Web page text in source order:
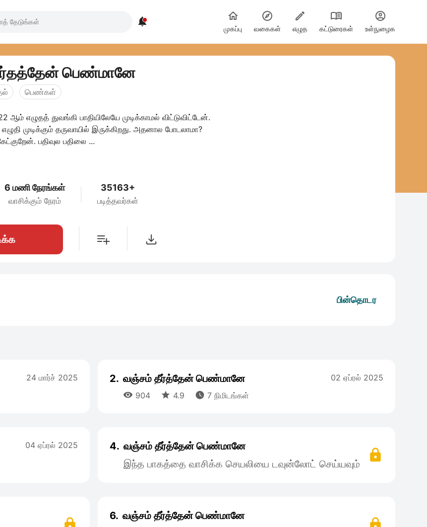

முகப்பு வகைகள் எழுத கட்டுரைகள் உள்நுழைக
பெண்மானே
பெண்கள்
எழுதத் துவங்கி பாதியிலேயே முடிக்காமல் விட்டுவிட்டேன்.
முடிக்கும் தருவாயில் இருக்கிறது. அதனால போடலாமா?
பதிவுல பதிலை ...
6 மணி நேரங்கள்
வாசிக்கும் நேரம்
35163+
படித்தவர்கள்
பின்தொடர
24 மார்ச் 2025 2. வஞ்சம் தீர்த்தேன் பெண்மானே
 904  4.9  7 நிமிடங்கள்
02 ஏப்ரல் 2025
04 ஏப்ரல் 2025 4. வஞ்சம் தீர்த்தேன் பெண்மானே
இந்த பாகத்தை வாசிக்க செயலியை டவுன்லோட் செய்யவும்
6. வஞ்சம் தீர்த்தேன் பெண்மானே